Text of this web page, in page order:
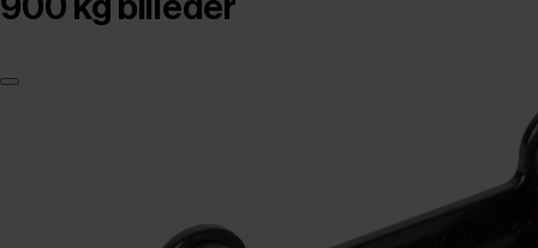
900 kg billeder